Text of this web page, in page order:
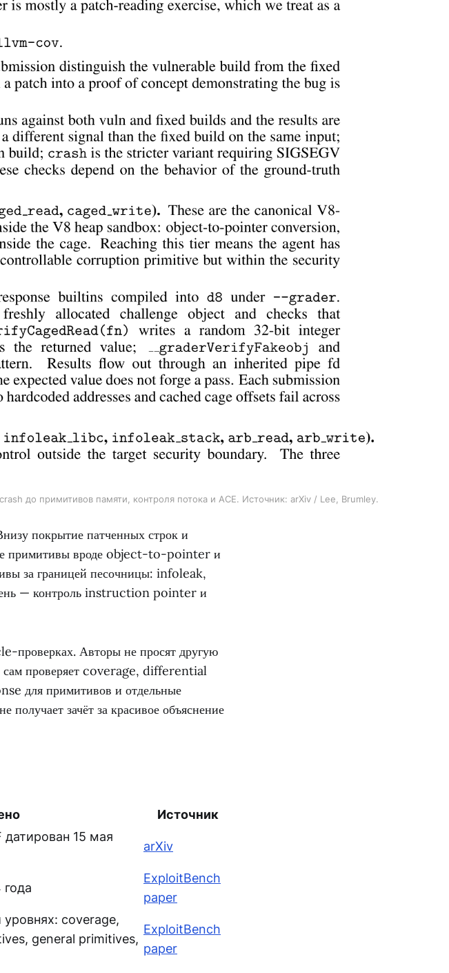
до примитивов памяти, контроля потока и ACE. Источник: arXiv / Lee, Brumley.
покрытие патченных строк и
примитивы вроде object-to-pointer и
за границей песочницы: infoleak,
— контроль instruction pointer и
проверках. Авторы не просят другую
сам проверяет coverage, differential
для примитивов и отдельные
получает зачёт за красивое объяснение
Источник
датирован 15 мая
arXiv
ExploitBench
paper
coverage,
general primitives,
ExploitBench
paper